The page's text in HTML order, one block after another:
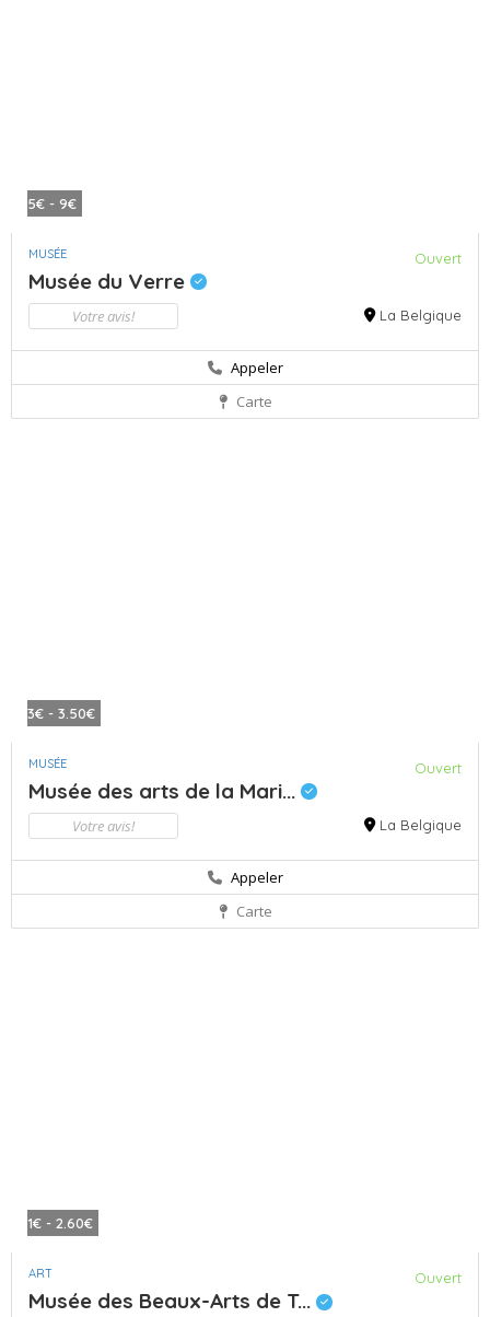
5€ - 9€
MUSÉE Ouvert
Musée du Verre
Votre avis! La Belgique
Appeler
Carte
3€ - 3.50€
MUSÉE Ouvert
Musée des arts de la Mari...
Votre avis! La Belgique
Appeler
Carte
1€ - 2.60€
ART Ouvert
Musée des Beaux-Arts de T...